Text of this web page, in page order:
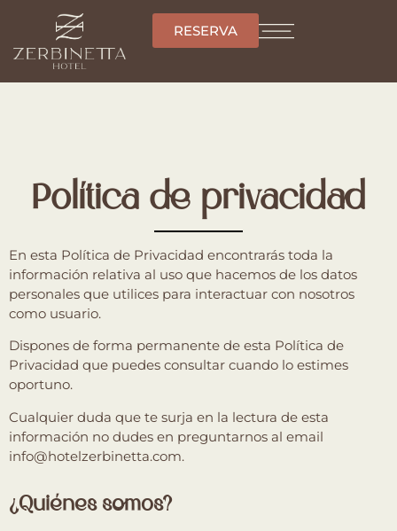
RESERVA
Política de privacidad
En esta Política de Privacidad encontrarás toda la
información relativa al uso que hacemos de los datos
personales que utilices para interactuar con nosotros
como usuario.
Dispones de forma permanente de esta Política de
Privacidad que puedes consultar cuando lo estimes
oportuno.
Cualquier duda que te surja en la lectura de esta
información no dudes en preguntarnos al email
info@hotelzerbinetta.com.
¿Quiénes somos?